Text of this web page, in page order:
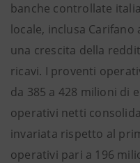
banche controllate
locale, inclusa
una crescita della
ricavi. I proventi
da 385 a 428 milioni di
operativi netti
invariata rispetto al
operativi pari a 196